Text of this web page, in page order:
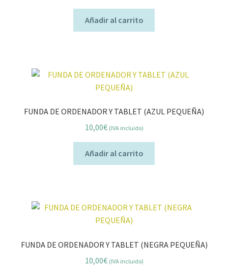
Añadir al carrito
FUNDA DE ORDENADOR Y TABLET (AZUL PEQUEÑA)
10,00€ (IVA incluido)
Añadir al carrito
FUNDA DE ORDENADOR Y TABLET (NEGRA PEQUEÑA)
10,00€ (IVA incluido)